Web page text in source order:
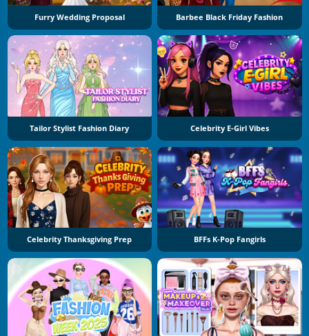
Furry Wedding Proposal Barbee Black Friday Fashion
Tailor Stylist Fashion Diary Celebrity E-Girl Vibes
Celebrity Thanksgiving Prep BFFs K-Pop Fangirls